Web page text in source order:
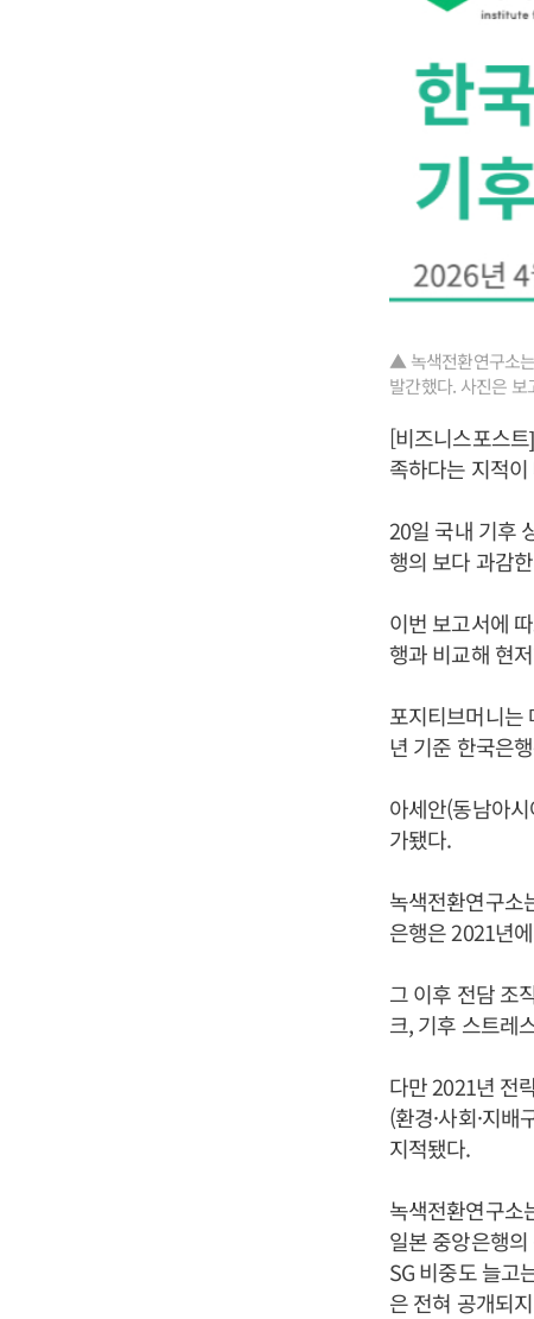
▲ 녹색전환연구소
발간했다. 사진은
[비즈니스포스
족하다는 지적
20일 국내 기후
행의 보다 과감
이번 보고서에
행과 비교해 현
포지티브머니는
년 기준 한국은
아세안(동남아
가됐다.
녹색전환연구소
은행은 2021년
그 이후 전담 조
크, 기후 스트레
다만 2021년 전
(환경·사회·지
지적됐다.
녹색전환연구소
일본 중앙은행
SG 비중도 늘고
은 전혀 공개되